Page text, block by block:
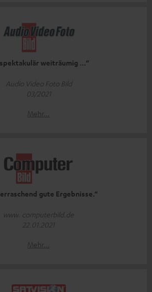
weiträumig …“
Audio Video Foto Bild
03/2021
Mehr...
gute Ergebnisse.“
www. computerbild.de
22.01.2021
Mehr...